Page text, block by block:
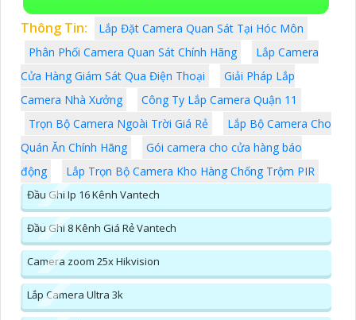
Thông Tin:
Lắp Đặt Camera Quan Sát Tại Hóc Môn
Phân Phối Camera Quan Sát Chính Hãng
Lắp Camera
Cửa Hàng Giám Sát Qua Điện Thoại
Giải Pháp Lắp
Camera Nhà Xưởng
Công Ty Lắp Camera Quận 11
Trọn Bộ Camera Ngoài Trời Giá Rẻ
Lắp Bộ Camera Cho
Quán Ăn Chính Hãng
Gói camera cho cửa hàng báo
động
Lắp Trọn Bộ Camera Kho Hàng Chống Trộm PIR
Đầu Ghi Ip 16 Kênh Vantech
Đầu Ghi 8 Kênh Giá Rẻ Vantech
Camera zoom 25x Hikvision
Lắp Camera Ultra 3k